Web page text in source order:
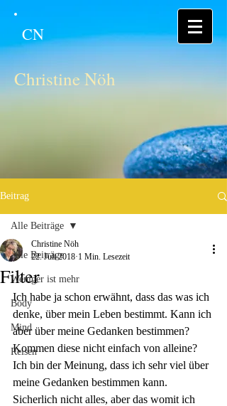
CN
Christine Nöh
Beitrag
Alle Beiträge
Weniger ist mehr
Body
Mind
Reisen
Alle Beiträge
Filter
Christine Nöh
22. Juli 2018 1 Min. Lesezeit
Ich habe ja schon erwähnt, dass das was ich
denke, über mein Leben bestimmt. Kann ich
aber über meine Gedanken bestimmen?
Kommen diese nicht einfach von alleine?
Ich bin der Meinung, dass ich sehr viel über
meine Gedanken bestimmen kann.
Sicherlich nicht alles, aber das womit ich